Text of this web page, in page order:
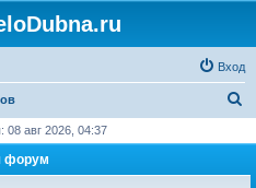
Вход
с
08 авг 2026, 04:37
форум